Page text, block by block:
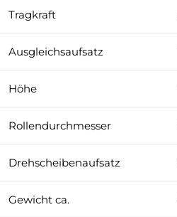
Tragkraft
Ausgleichsaufsatz
Höhe
Rollendurchmesser
Drehscheibenaufsatz
Gewicht ca.